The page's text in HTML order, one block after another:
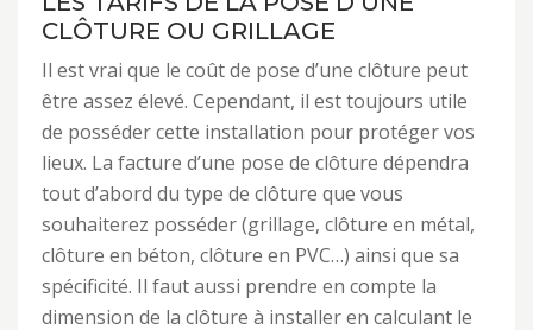
CLÔTURE OU GRILLAGE
Il est vrai que le coût de pose d’une clôture peut
être assez élevé. Cependant, il est toujours utile
de posséder cette installation pour protéger vos
lieux. La facture d’une pose de clôture dépendra
tout d’abord du type de clôture que vous
souhaiterez posséder (grillage, clôture en métal,
clôture en béton, clôture en PVC…) ainsi que sa
spécificité. Il faut aussi prendre en compte la
dimension de la clôture à installer en calculant le